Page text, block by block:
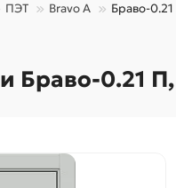
ПЭТ Bravo A Браво-
0.21 П,